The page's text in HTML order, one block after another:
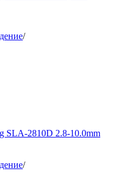
/
SLA-2810D 2.8-10.0mm
/